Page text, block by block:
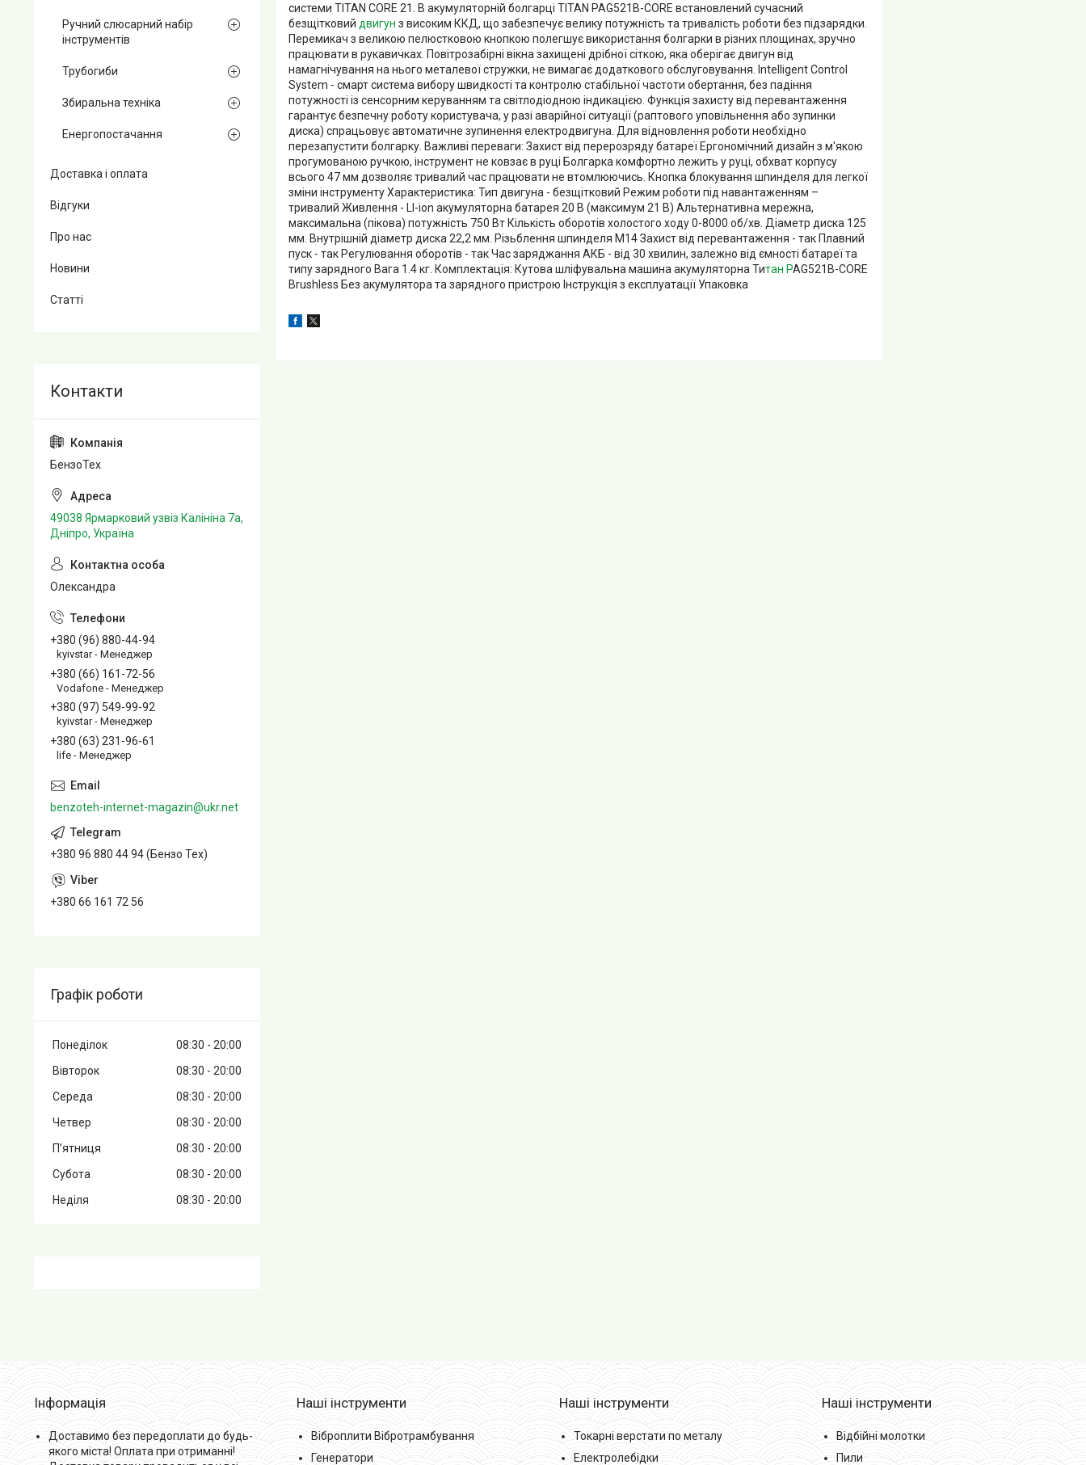
системи TITAN CORE 21. В акумуляторній болгарці TITAN PAG521B-CORE встановлений сучасний
безщітковий двигун з високим ККД, що забезпечує велику потужність та тривалість роботи без підзарядки.
Перемикач з великою пелюстковою кнопкою полегшує використання болгарки в різних площинах, зручно
працювати в рукавичках. Повітрозабірні вікна захищені дрібної сіткою, яка оберігає двигун від
намагнічування на нього металевої стружки, не вимагає додаткового обслуговування. Intelligent Control
System - смарт система вибору швидкості та контролю стабільної частоти обертання, без падіння
потужності із сенсорним керуванням та світлодіодною індикацією. Функція захисту від перевантаження
гарантує безпечну роботу користувача, у разі аварійної ситуації (раптового уповільнення або зупинки
диска) спрацьовує автоматичне зупинення електродвигуна. Для відновлення роботи необхідно
перезапустити болгарку. Важливі переваги: Захист від перерозряду батареї Ергономічний дизайн з м'якою
прогумованою ручкою, інструмент не ковзає в руці Болгарка комфортно лежить у руці, обхват корпусу
всього 47 мм дозволяє тривалий час працювати не втомлюючись. Кнопка блокування шпинделя для легкої
зміни інструменту Характеристика: Тип двигуна - безщітковий Режим роботи під навантаженням –
тривалий Живлення - LI-ion акумуляторна батарея 20 В (максимум 21 В) Альтернативна мережна,
максимальна (пікова) потужність 750 Вт Кількість оборотів холостого ходу 0-8000 об/хв. Діаметр диска 125
мм. Внутрішній діаметр диска 22,2 мм. Різьблення шпинделя М14 Захист від перевантаження - так Плавний
пуск - так Регулювання оборотів - так Час заряджання АКБ - від 30 хвилин, залежно від ємності батареї та
типу зарядного Вага 1.4 кг. Комплектація: Кутова шліфувальна машина акумуляторна Титан PAG521B-CORE
Brushless Без акумулятора та зарядного пристрою Інструкція з експлуатації Упаковка
Ручний слюсарний набір
інструментів
Трубогиби
Збиральна техніка
Енергопостачання
Доставка і оплата
Відгуки
Про нас
Новини
Статті
БензоТех
49038 Ярмарковий узвіз Калініна 7а,
Дніпро, Україна
Олександра
+380 (96) 880-44-94
kyivstar - Менеджер
+380 (66) 161-72-56
Vodafone - Менеджер
+380 (97) 549-99-92
kyivstar - Менеджер
+380 (63) 231-96-61
life - Менеджер
benzoteh-internet-magazin@ukr.net
+380 96 880 44 94 (Бензо Тех)
+380 66 161 72 56
Графік роботи
Понеділок 08:30
20:00
Вівторок
08:30
20:00
Середа
08:30
20:00
Четвер
08:30
20:00
Пʼятниця
08:30
20:00
Субота
08:30
20:00
Неділя
08:30 20:00
Інформація
Доставимо без передоплати до будь-
якого міста! Оплата при отриманні!
Наші інструменти
Віброплити Вібротрамбування
Генератори
Наші інструменти
Токарні верстати по металу
Електролебідки
Наші інструменти
Відбійні молотки
Пили